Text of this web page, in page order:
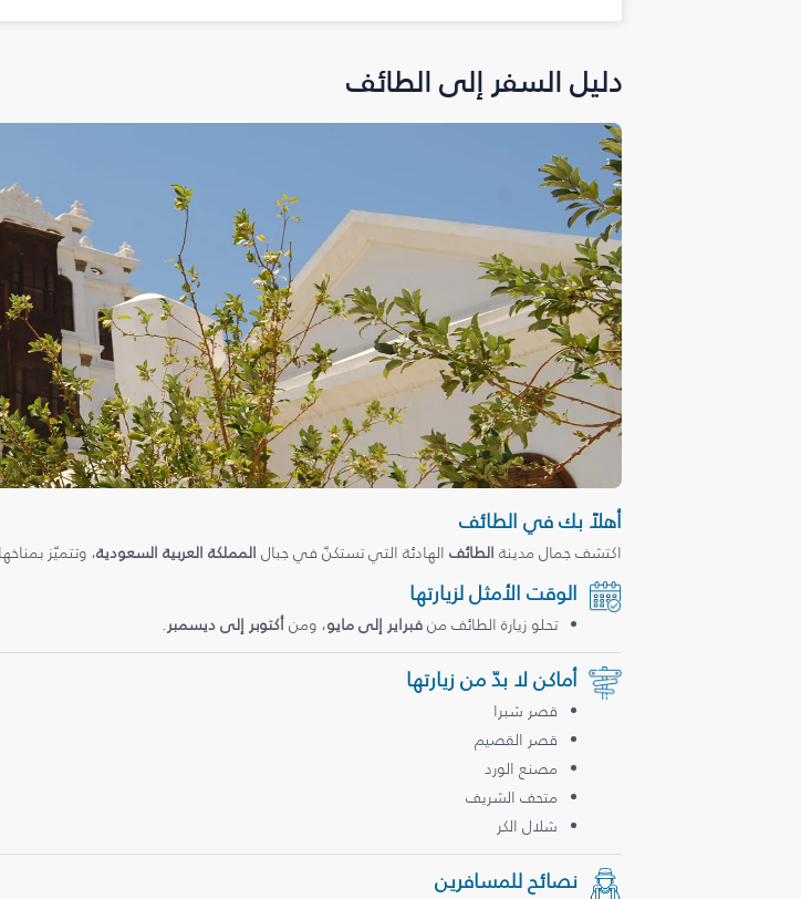
دليل السفر إلى الطائف
أهلاً بك في الطائف
اكتشف جمال مدينة الطائف الهادئة التي تستكنّ في جبال المملكة العربية السعودية، وتتميّز
الوقت الأمثل لزيارتها
تحلو زيارة الطائف منفبراير إلى مايو، ومنأكتوبر إلى ديسمبر.
أماكن لا بدّ من زيارتها
قصر شبرا
قصر القصيم
مصنع الورد
متحف الشريف
شلال الكر
نصائح للمسافرين